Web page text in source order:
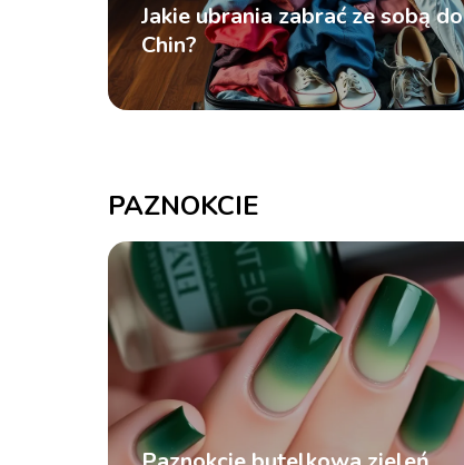
Jakie ubrania zabrać ze sobą do
Chin?
PAZNOKCIE